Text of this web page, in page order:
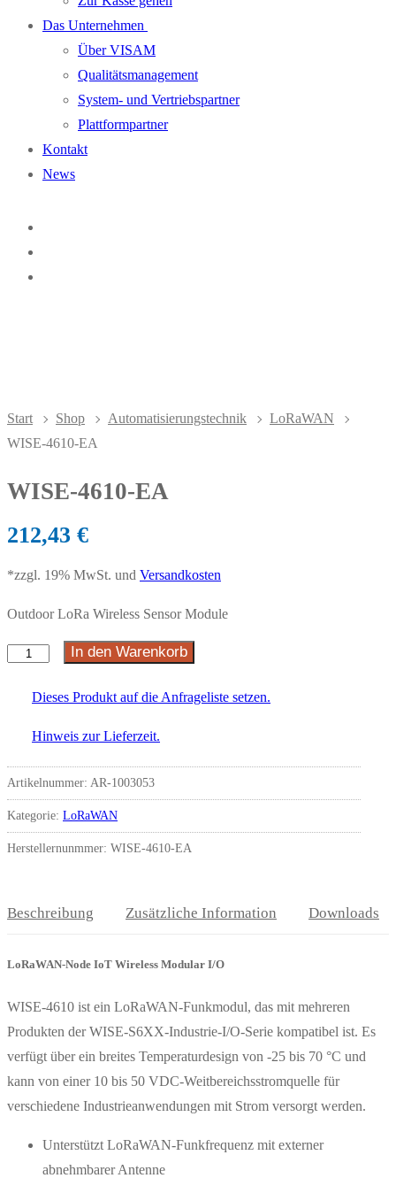
Das Unternehmen
Über VISAM
Qualitätsmanagement
System- und Vertriebspartner
Plattformpartner
Kontakt
News
Start Shop Automatisierungstechnik
LoRaWAN
WISE-4610-EA
WISE-4610-EA
212,43 €
*zzgl. 19% MwSt. und Versandkosten
Outdoor LoRa Wireless Sensor Module
In den Warenkorb
Dieses Produkt auf die Anfrageliste setzen.
Hinweis zur Lieferzeit.
Artikelnummer: AR-1003053
Kategorie: LoRaWAN
Herstellernunmmer: WISE-4610-EA
Beschreibung Zusätzliche Information Downloads
LoRaWAN-Node IoT Wireless Modular I/O
WISE-4610 ist ein LoRaWAN-Funkmodul, das mit mehreren
Produkten der WISE-S6XX-Industrie-I/O-Serie kompatibel ist. Es
verfügt über ein breites Temperaturdesign von -25 bis 70 °C und
kann von einer 10 bis 50 VDC-Weitbereichsstromquelle für
verschiedene Industrieanwendungen mit Strom versorgt werden.
Unterstützt LoRaWAN-Funkfrequenz mit externer
abnehmbarer Antenne